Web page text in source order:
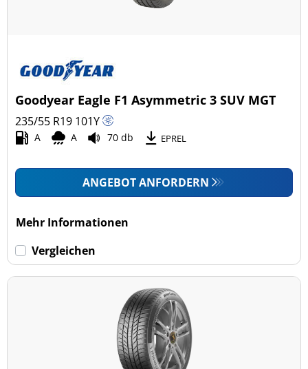
Goodyear Eagle F1 Asymmetric 3 SUV MGT
235/55 R19 101Y
A A 70 db EPREL
ANGEBOT ANFORDERN
Mehr Informationen
Vergleichen